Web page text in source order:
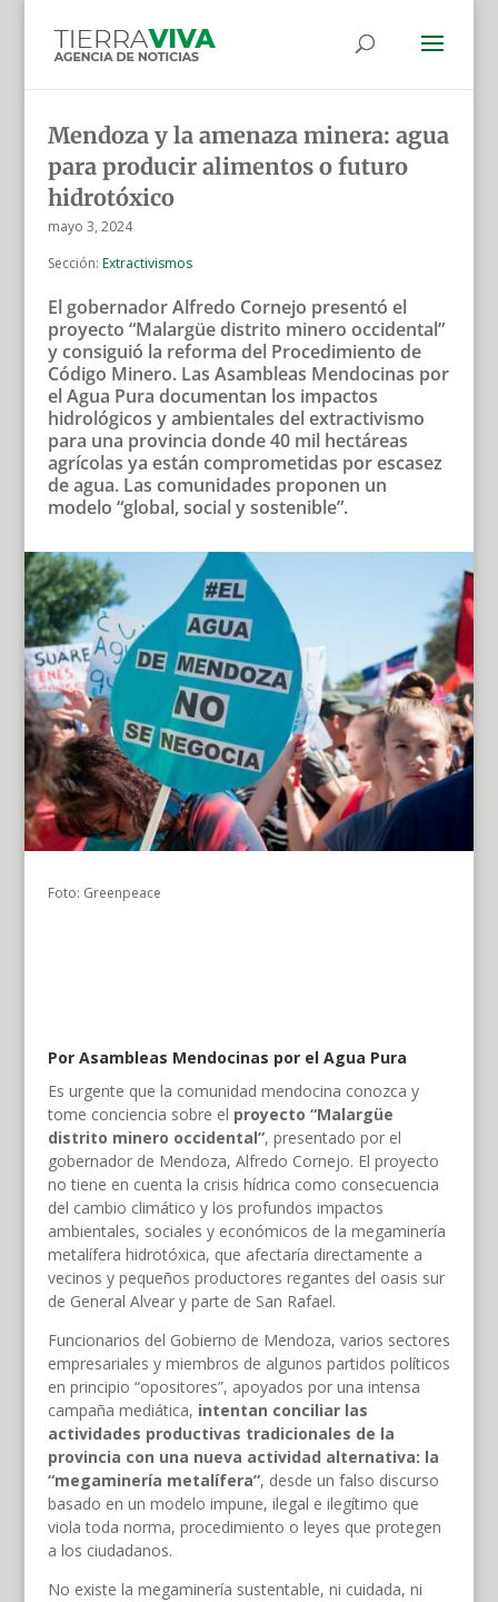
Mendoza y la amenaza minera: agua
para producir alimentos o futuro
hidrotóxico
mayo 3, 2024
Sección: Extractivismos
El gobernador Alfredo Cornejo presentó el
proyecto “Malargüe distrito minero occidental”
y consiguió la reforma del Procedimiento de
Código Minero. Las Asambleas Mendocinas por
el Agua Pura documentan los impactos
hidrológicos y ambientales del extractivismo
para una provincia donde 40 mil hectáreas
agrícolas ya están comprometidas por escasez
de agua. Las comunidades proponen un
modelo “global, social y sostenible”.
Foto: Greenpeace
Por Asambleas Mendocinas por el Agua Pura
Es urgente que la comunidad mendocina conozca y
tome conciencia sobre el proyecto “Malargüe
distrito minero occidental”, presentado por el
gobernador de Mendoza, Alfredo Cornejo. El proyecto
no tiene en cuenta la crisis hídrica como consecuencia
del cambio climático y los profundos impactos
ambientales, sociales y económicos de la megaminería
metalífera hidrotóxica, que afectaría directamente a
vecinos y pequeños productores regantes del oasis sur
de General Alvear y parte de San Rafael.
Funcionarios del Gobierno de Mendoza, varios sectores
empresariales y miembros de algunos partidos políticos
en principio “opositores”, apoyados por una intensa
campaña mediática, intentan conciliar las
actividades productivas tradicionales de la
provincia con una nueva actividad alternativa: la
“megaminería metalífera”, desde un falso discurso
basado en un modelo impune, ilegal e ilegítimo que
viola toda norma, procedimiento o leyes que protegen
a los ciudadanos.
No existe la megaminería sustentable, ni cuidada, ni